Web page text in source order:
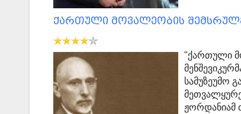
ქართული მოვალეობის
"ქართული
სამუზეუმო
ჟორდანიამ